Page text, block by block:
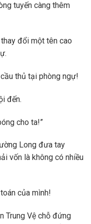
tuyến càng thêm
đổi một tên cao
thủ tại phòng ngự!
đến.
cho ta!”
Long đưa tay
vốn là không có nhiều
của mình!
Trung Vệ chỗ đứng